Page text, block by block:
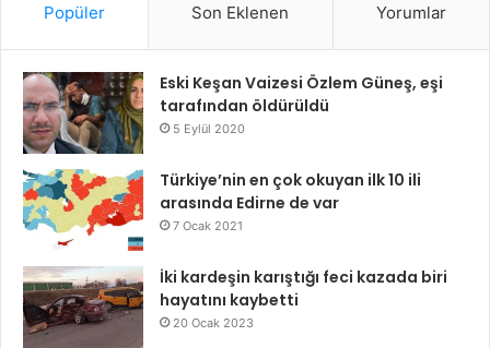
Popüler Son Eklenen Yorumlar
Eski Keşan Vaizesi Özlem Güneş, eşi
tarafından öldürüldü
5 Eylül 2020
Türkiye’nin en çok okuyan ilk 10 ili
arasında Edirne de var
7 Ocak 2021
İki kardeşin karıştığı feci kazada biri
hayatını kaybetti
20 Ocak 2023